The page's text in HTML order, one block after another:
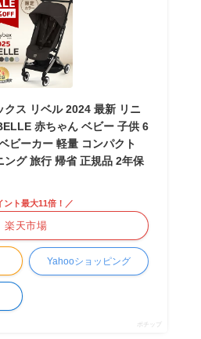
クス リベル 2024 最新 リニ
赤ちゃん ベビー 子供 6
ビーカー 軽量 コンパクト
ング 旅行 帰省 正規品 2年保
ント最大11倍！／
楽天市場
Yahooショッピング
ポチップ